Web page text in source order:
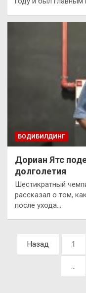
БОДИБИЛДИНГ
Дориан Ятс
долголетия
Шестикратный
рассказал о том,
после ухода…
Пагинация
записей
Назад 1
…